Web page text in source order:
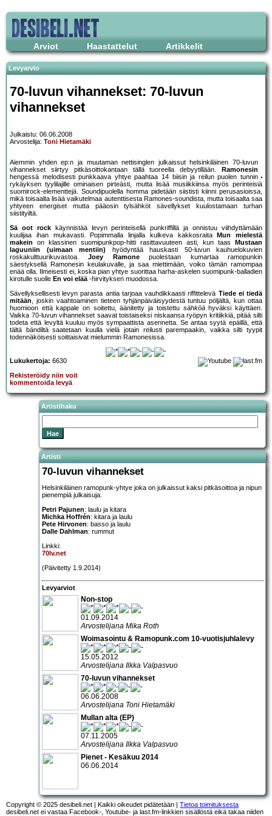
Arviot Haastattelut Artikkelit
Levyarvio
70-luvun vihannekset: 70-luvun
vihannekset
Julkaistu: 06.06.2008
Arvostelija: Toni Hietamäki
Aiemmin yhden ep:n ja muutaman nettisinglen julkaissut helsinkiläinen 70-luvun
vihannekset siirtyy pitkäsoittokantaan tällä tuoreella debyytillään.
Ramonesin
hengessä melodisesti punkkaava yhtye paahtaa 14 biisin ja reilun puolen tunnin
rykäyksen tyylilajille ominaisen pirteästi, mutta lisää musiikkiinsa myös perinteisiä
suomirock-elementtejä. Soundipuolella homma pidetään siististi kiinni perusasioissa,
mikä toisaalta lisää vaikutelmaa autenttisesta Ramones-soundista, mutta toisaalta saa
yhtyeen energiset mutta pääosin tylsähköt sävellykset kuulostamaan turhan
siistityiltä.
Sä oot rockkäynnistää levyn perinteisellä punkriffillä ja onnistuu viihdyttämään
kuulijaa ihan mukavasti. Popimmalla linjalla kulkeva kakkosraita
Mun mielestä
makein on klassinen suomipunkpop-hitti rasittavuuteen asti, kun taas
Mustaan
laguuniin (uimaan mentiin) hyödyntää hauskasti 50-luvun kauhuelokuvien
roskakulttuurikuvastoa.Joey Ramonepuolestaan kumartaa ramopunkin
säestyksellä Ramonesin keulakuvalle, ja saa miettimään, voiko tämän ramompaa
enää olla. Ilmeisesti ei, koska pian yhtye suorittaa harha-askelen suomipunk-balladien
kirotulle suolle En voi elää-hirvityksen muodossa.
Sävellyksellisesti levyn parasta antia tarjoaa vauhdikkaasti riffittelevä Tiede ei tiedä
mitään, joskin vaahtoaminen tieteen tyhjänpäiväisyydestä tuntuu pöljältä, kun ottaa
huomioon että kappale on soitettu, äänitetty ja toistettu sähköähyväksi käyttäen.
Vaikka 70-luvun vihannekset saavat toistaiseksi niskaansa ryöpyn kritiikkiä, pitää silti
todeta että levyltä kuuluu myös sympaattista asennetta. Se antaa syytä epäillä, että
tältä bändiltä saatetaan kuulla vielä jotain reilusti parempaakin, vaikka silti tyypit
todennäköisesti soittaisivat mielummin Ramonesissa.
Lukukertoja: 6630
Rekisteröidy niin voit
kommentoida levyä
Artistihaku
Artisti
70-luvun vihannekset
Helsinkiläinen ramopunk-yhtye joka on julkaissut kaksi pitkäsoittoa ja nipun
pienempiä julkaisuja.
Petri Pajunen: laulu ja kitara
Michka Hoffrén: kitara ja laulu
Pete Hirvonen: basso ja laulu
Dalle Dahlman: rummut
Linkki:
70lv.net
(Päivitetty 1.9.2014)
Levyarviot
Non-stop
01.09.2014
Arvostelijana Mika Roth
Woimasointu & Ramopunk.com 10-vuotisjuhlalevy
15.05.2012
Arvostelijana Ilkka Valpasvuo
70-luvun vihannekset
06.06.2008
Arvostelijana Toni Hietamäki
Mullan alta (EP)
07.11.2005
Arvostelijana Ilkka Valpasvuo
Pienet - Kesäkuu 2014
06.06.2014
Copyright © 2025 desibeli.net | Kaikki oikeudet pidätetään | Tietoa toimituksesta
desibeli.net ei vastaa Facebook-, Youtube- ja last.fm-linkkien sisällöstä eikä takaa niiden